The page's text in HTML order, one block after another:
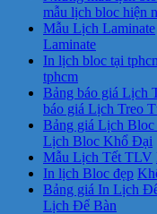
mẫu lịch bloc hiện
Mẫu Lịch Laminate
Laminate
In lịch bloc tại
tphcm
Bảng báo giá Lịch
báo giá Lịch Treo
Bảng giá Lịch
Lịch Bloc Khổ Đại
Mẫu Lịch Tết TLV
In lịch Bloc đẹp
Bảng giá In Lịch
Lịch Để Bàn